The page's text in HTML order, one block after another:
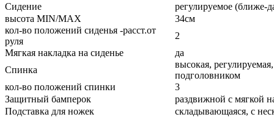
Сидение
регулируемое (ближе-
высота MIN/MAX
34см
кол-во положений сиденья -расст.от
руля
2
Мягкая накладка на сиденье
да
Спинка
высокая,
подголовником
кол-во положений спинки
3
Защитный бамперок
раздвижной с мягкой
Подставка для ножек
складывающаяся, с